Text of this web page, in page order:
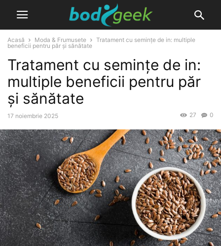
Acasă Moda & Frumusete
Tratament cu semințe de in: multiple
beneficii pentru păr și sănătate
Tratament cu semințe de in:
multiple beneficii pentru păr
și sănătate
17 noiembrie 2025 0
27